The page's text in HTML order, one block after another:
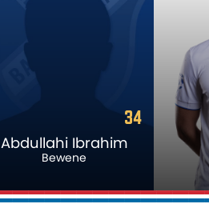
34
Abdullahi Ibrahim
Bewene